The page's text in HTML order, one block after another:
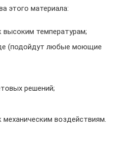
этого материала:
высоким температурам;
(подойдут любые моющие
решений;
механическим воздействиям.